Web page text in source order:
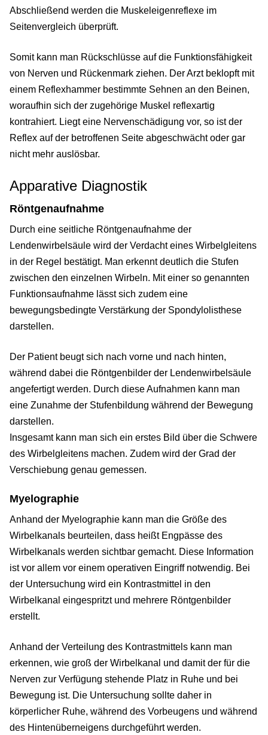
Abschließend werden die Muskeleigenreflexe im
Seitenvergleich überprüft.
Somit kann man Rückschlüsse auf die Funktionsfähigkeit
von Nerven und Rückenmark ziehen. Der Arzt beklopft mit
einem Reflexhammer bestimmte Sehnen an den Beinen,
woraufhin sich der zugehörige Muskel reflexartig
kontrahiert. Liegt eine Nervenschädigung vor, so ist der
Reflex auf der betroffenen Seite abgeschwächt oder gar
nicht mehr auslösbar.
Apparative Diagnostik
Röntgenaufnahme
Durch eine seitliche Röntgenaufnahme der
Lendenwirbelsäule wird der Verdacht eines Wirbelgleitens
in der Regel bestätigt. Man erkennt deutlich die Stufen
zwischen den einzelnen Wirbeln. Mit einer so genannten
Funktionsaufnahme lässt sich zudem eine
bewegungsbedingte Verstärkung der Spondylolisthese
darstellen.
Der Patient beugt sich nach vorne und nach hinten,
während dabei die Röntgenbilder der Lendenwirbelsäule
angefertigt werden. Durch diese Aufnahmen kann man
eine Zunahme der Stufenbildung während der Bewegung
darstellen.
Insgesamt kann man sich ein erstes Bild über die Schwere
des Wirbelgleitens machen. Zudem wird der Grad der
Verschiebung genau gemessen.
Myelographie
Anhand der Myelographie kann man die Größe des
Wirbelkanals beurteilen, dass heißt Engpässe des
Wirbelkanals werden sichtbar gemacht. Diese Information
ist vor allem vor einem operativen Eingriff notwendig. Bei
der Untersuchung wird ein Kontrastmittel in den
Wirbelkanal eingespritzt und mehrere Röntgenbilder
erstellt.
Anhand der Verteilung des Kontrastmittels kann man
erkennen, wie groß der Wirbelkanal und damit der für die
Nerven zur Verfügung stehende Platz in Ruhe und bei
Bewegung ist. Die Untersuchung sollte daher in
körperlicher Ruhe, während des Vorbeugens und während
des Hintenüberneigens durchgeführt werden.